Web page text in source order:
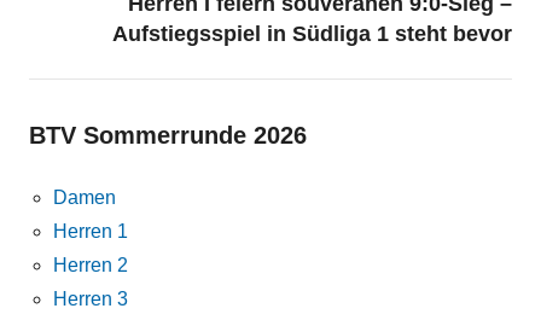
Aufstiegsspiel in Südliga 1 steht bevor
BTV Sommerrunde 2026
Damen
Herren 1
Herren 2
Herren 3